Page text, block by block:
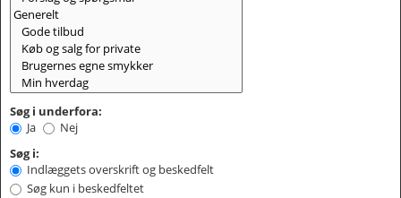
Søg i underfora:
Ja
Nej
Søg i:
Indlæggets overskrift og beskedfelt
Søg kun i beskedfeltet